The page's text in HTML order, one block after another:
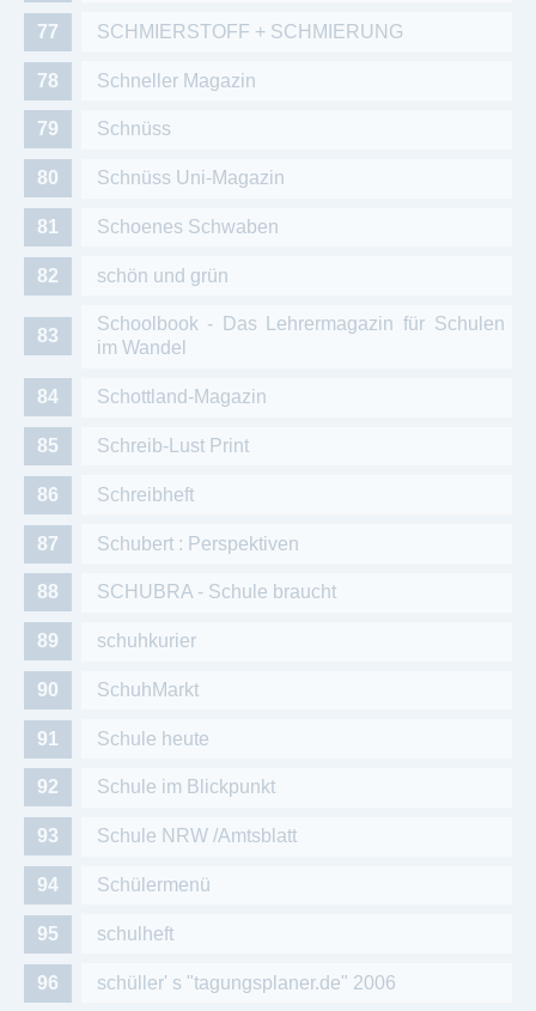
SCHMIERSTOFF + SCHMIERUNG
Schneller Magazin
Schnüss
Schnüss Uni-Magazin
Schoenes Schwaben
schön und grün
Schoolbook - Das Lehrermagazin für Schulen
im Wandel
Schottland-Magazin
Schreib-Lust Print
Schreibheft
Schubert : Perspektiven
SCHUBRA - Schule braucht
schuhkurier
SchuhMarkt
Schule heute
Schule im Blickpunkt
Schule NRW /Amtsblatt
Schülermenü
schulheft
schüller' s "tagungsplaner.de" 2006